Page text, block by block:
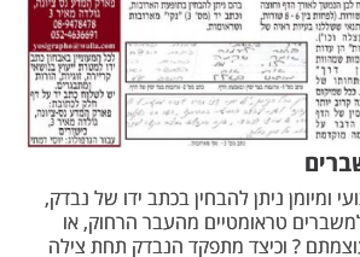
ומיומן ניתן להבחין בכתב ידו של נבדק,
טראומטיים מהעבר הרחוק, או
? וכיצד מתפקד הנבדק תחת צילה